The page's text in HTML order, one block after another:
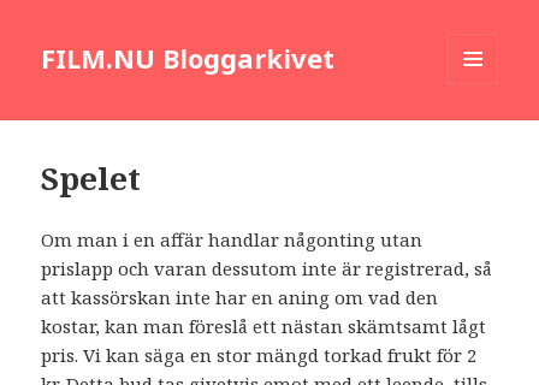
FILM.NU Bloggarkivet
Spelet
Om man i en affär handlar någonting utan
prislapp och varan dessutom inte är registrerad, så
att kassörskan inte har en aning om vad den
kostar, kan man föreslå ett nästan skämtsamt lågt
pris. Vi kan säga en stor mängd torkad frukt för 2